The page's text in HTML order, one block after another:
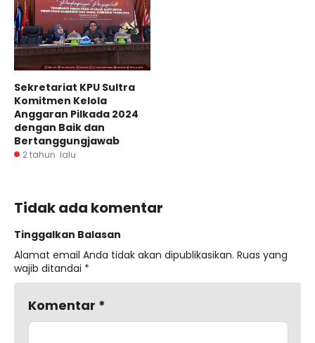
Sekretariat KPU Sultra
Komitmen Kelola
Anggaran Pilkada 2024
dengan Baik dan
Bertanggungjawab
2 tahun lalu
Tidak ada komentar
Tinggalkan Balasan
Alamat email Anda tidak akan dipublikasikan. Ruas yang
wajib ditandai *
Komentar *